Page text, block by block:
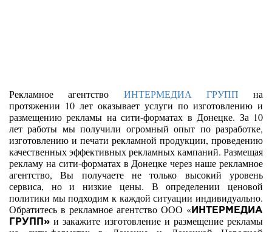
Рекламное агентство ИНТЕРМЕДИА ГРУПП на
протяжении 10 лет оказывает услуги по изготовлению и
размещению рекламы на сити-форматах в Донецке. За 10
лет работы мы получили огромный опыт по разработке,
изготовлению и печати рекламной продукции, проведению
качественных эффективных рекламных кампаний. Размещая
рекламу на сити-форматах в Донецке через наше рекламное
агентство, Вы получаете не только высокий уровень
сервиса, но и низкие цены. В определении ценовой
политики мы подходим к каждой ситуации индивидуально.
Обратитесь в рекламное агентство ООО « ИНТЕРМЕДИА
ГРУПП» и закажите изготовление и размещение рекламы